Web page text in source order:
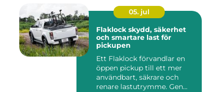
05. jul
Flaklock skydd, säkerhet
och smartare last för
pickupen
Ett Flaklock förvandlar en
öppen pickup till ett mer
användbart, säkrare och
renare lastutrymme. Gen...